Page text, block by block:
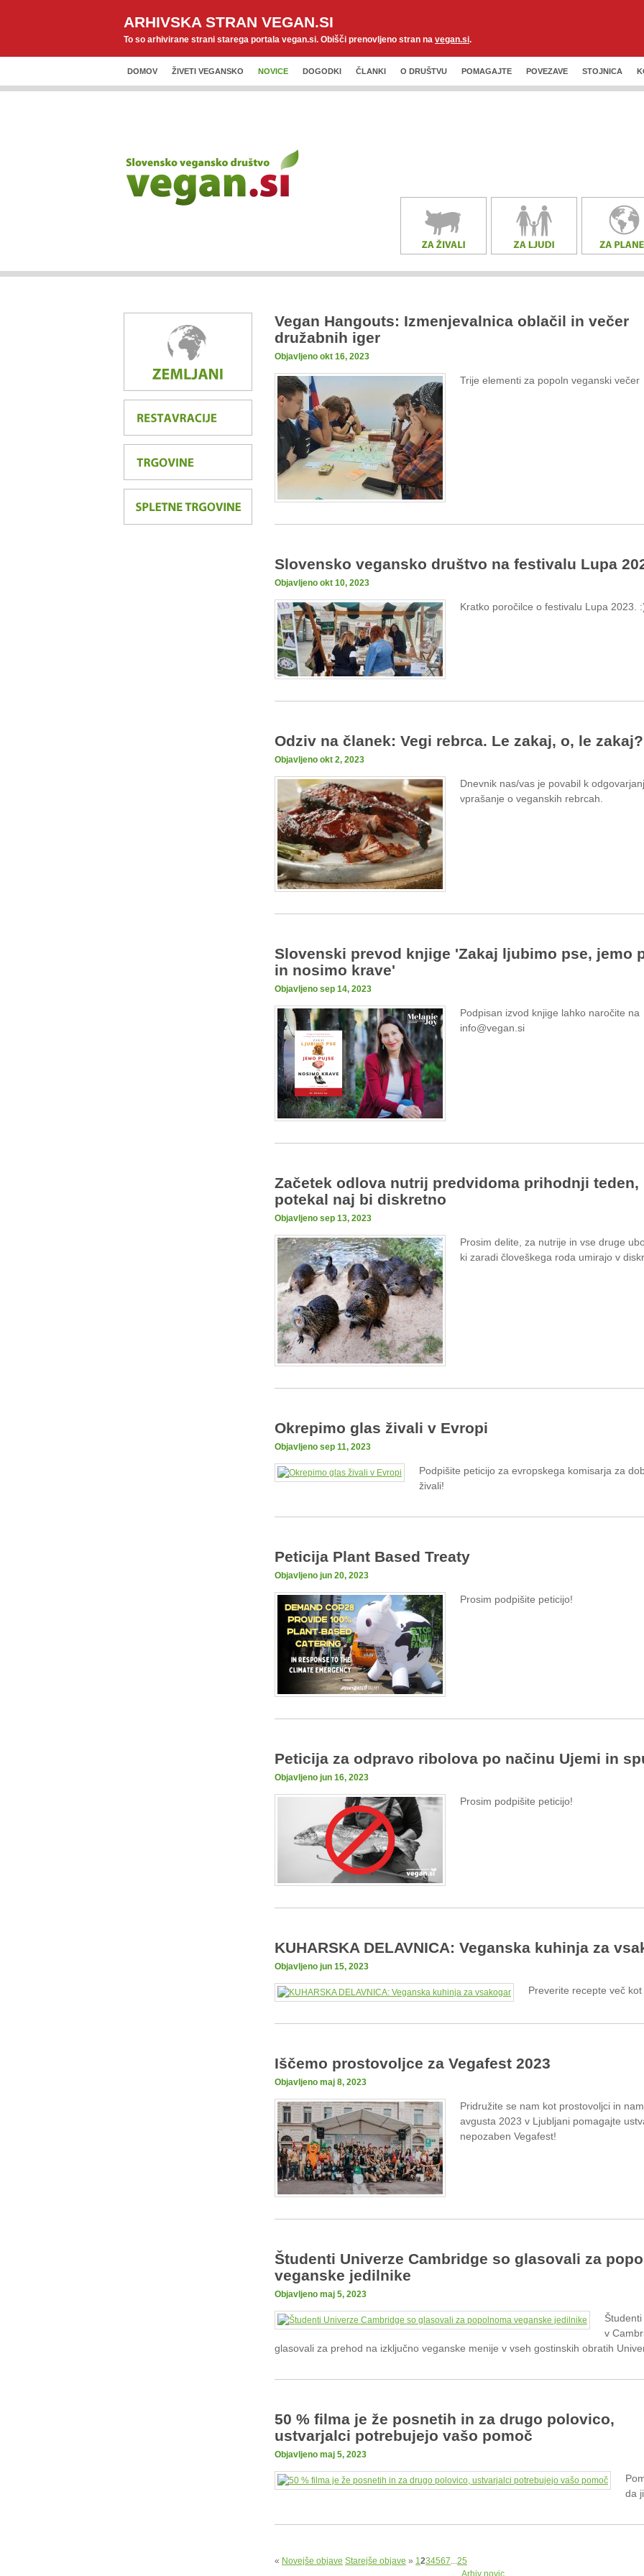
ARHIVSKA STRAN VEGAN.SI
To so arhivirane strani starega portala vegan.si. Obišči prenovljeno stran na vegan.si.
DOMOV ŽIVETI VEGANSKO NOVICE DOGODKI ČLANKI O DRUŠTVU POMAGAJTE POVEZAVE STOJNICA
Vegan Hangouts: Izmenjevalnica oblačil in večer
družabnih iger
Objavljeno okt 16, 2023
Trije elementi za popoln veganski večer
Slovensko vegansko društvo na festivalu Lupa
Objavljeno okt 10, 2023
Kratko poročilce o festivalu Lupa 2023.
Odziv na članek: Vegi rebrca. Le zakaj, o, le zakaj?
Objavljeno okt 2, 2023
Dnevnik nas/vas je povabil k
vprašanje o veganskih rebrcah.
Slovenski prevod knjige 'Zakaj ljubimo pse, jemo
in nosimo krave'
Objavljeno sep 14, 2023
Podpisan izvod knjige lahko naročite na
info@vegan.si
Začetek odlova nutrij predvidoma prihodnji teden,
potekal naj bi diskretno
Objavljeno sep 13, 2023
Prosim delite, za nutrije in vse druge
ki zaradi človeškega roda umirajo v
Okrepimo glas živali v Evropi
Objavljeno sep 11, 2023
Podpišite peticijo za evropskega komisarja za
živali!
Peticija Plant Based Treaty
Objavljeno jun 20, 2023
Prosim podpišite peticijo!
Peticija za odpravo ribolova po načinu Ujemi in
Objavljeno jun 16, 2023
Prosim podpišite peticijo!
KUHARSKA DELAVNICA: Veganska kuhinja za
Objavljeno jun 15, 2023
Preverite recepte več
Iščemo prostovoljce za Vegafest 2023
Objavljeno maj 8, 2023
Pridružite se nam kot prostovoljci in
avgusta 2023 v Ljubljani pomagajte
nepozaben Vegafest!
Študenti Univerze Cambridge so glasovali za
veganske jedilnike
Objavljeno maj 5, 2023
v
glasovali za prehod na izključno veganske menije v vseh gostinskih obratih
50 % filma je že posnetih in za drugo polovico,
ustvarjalci potrebujejo vašo pomoč
Objavljeno maj 5, 2023
da
« Novejše objave Starejše objave » 1234567...25
Arhiv novic